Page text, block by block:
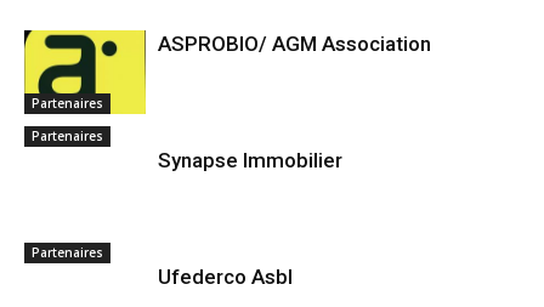
Partenaires
ASPROBIO/ AGM Association
Partenaires
Synapse Immobilier
Partenaires
Ufederco Asbl